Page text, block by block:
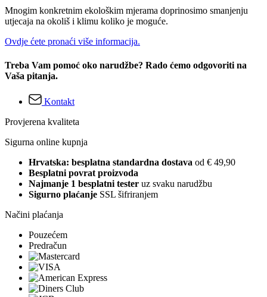
Mnogim konkretnim ekološkim mjerama doprinosimo smanjenju
utjecaja na okoliš i klimu koliko je moguće.
Ovdje ćete pronaći više informacija.
Treba Vam pomoć oko narudžbe? Rado ćemo odgovoriti na
Vaša pitanja.
Kontakt
Provjerena kvaliteta
Sigurna online kupnja
Hrvatska: besplatna standardna dostava od € 49,90
Besplatni povrat proizvoda
Najmanje 1 besplatni tester uz svaku narudžbu
Sigurno plaćanje SSL šifriranjem
Načini plaćanja
Pouzećem
Predračun